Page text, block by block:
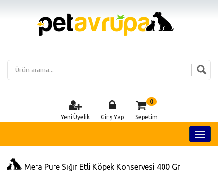
Yeni Üyelik Giriş Yap
0
Sepetim
Mera Pure Sığır Etli Köpek Konservesi 400 Gr